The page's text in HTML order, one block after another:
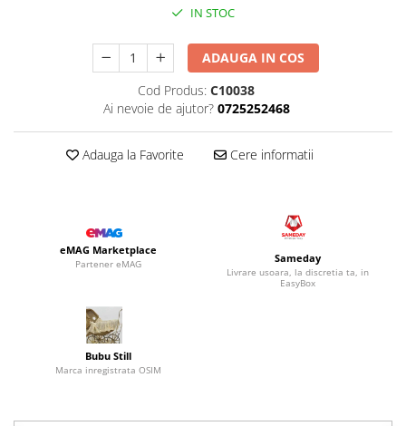
IN STOC
ADAUGA IN COS
Cod Produs: C10038
Ai nevoie de ajutor? 0725252468
Adauga la Favorite Cere informatii
eMAG Marketplace
Partener eMAG Sameday
Livrare usoara, la discretia ta, in
EasyBox
Bubu Still
Marca inregistrata OSIM